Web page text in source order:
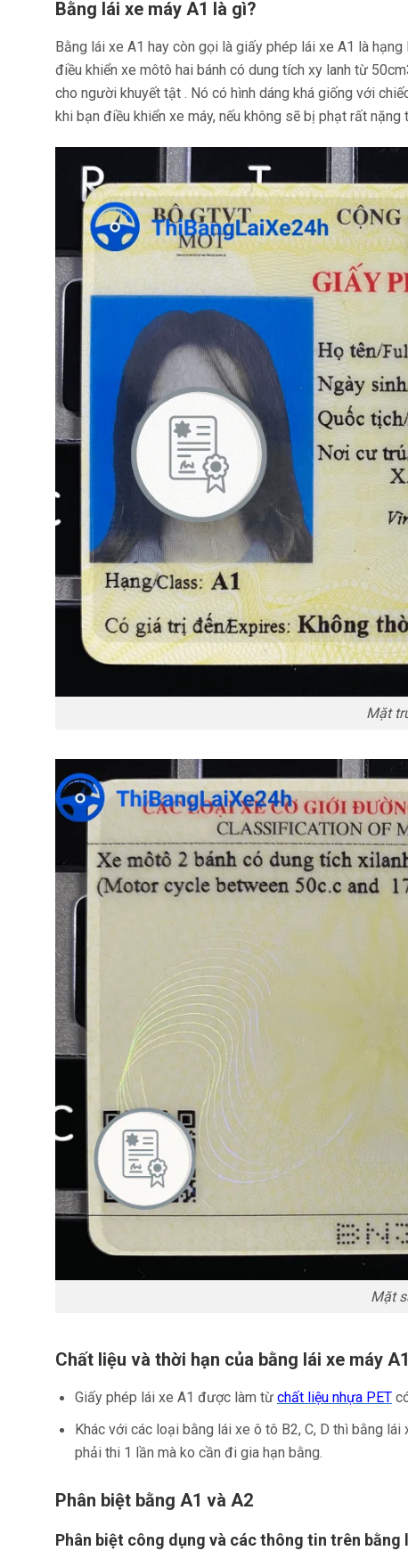
Bằng lái xe máy A1 là gì?
Bằng lái xe A1 hay còn gọi là giấy phép lái xe A1 là
điều khiển xe môtô hai bánh có dung tích xy lanh từ
cho người khuyết tật . Nó có hình dáng khá giống với
khi bạn điều khiển xe máy, nếu không sẽ bị phạt rất
Mặt
Mặt
Chất liệu và thời hạn của bằng lái xe máy A1
Giấy phép lái xe A1 được làm từ chất liệu nhựa PET
Khác với các loại bằng lái xe ô tô B2, C, D thì bằng lái
phải thi 1 lần mà ko cần đi gia hạn bằng.
Phân biệt bằng A1 và A2
Phân biệt công dụng và các thông tin trên bằng